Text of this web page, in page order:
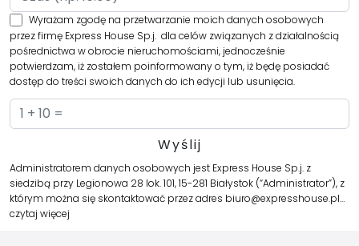
Wyrażam zgodę na przetwarzanie moich danych osobowych
przez firmę Express House Sp.j. dla celów związanych z działalnością
pośrednictwa w obrocie nieruchomościami, jednocześnie
potwierdzam, iż zostałem poinformowany o tym, iż będę posiadać
dostęp do treści swoich danych do ich edycji lub usunięcia.
Administratorem danych osobowych jest Express House Sp.j. z
siedzibą przy Legionowa 28 lok. 101, 15-281 Białystok (“Administrator”), z
którym można się skontaktować przez adres biuro@expresshouse.pl…
czytaj więcej